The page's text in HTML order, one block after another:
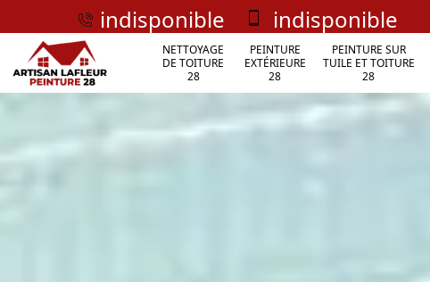
indisponible indisponible
NETTOYAGE
DE TOITURE
28
PEINTURE
EXTÉRIEURE
28
PEINTURE SUR
TUILE ET TOITURE
28